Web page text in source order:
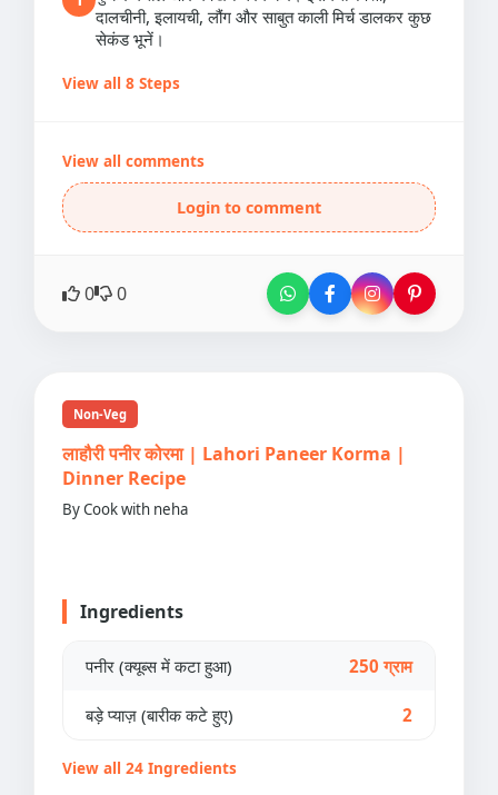
दालचीनी, इलायची, लौंग और साबुत काली मिर्च डालकर कुछ
सेकंड भूनें।
View all 8 Steps
View all comments
Login to comment
0 0
Non-Veg
लाहौरी पनीर कोरमा | Lahori Paneer Korma |
Dinner Recipe
By Cook with neha
Ingredients
पनीर (क्यूब्स में कटा हुआ) 250 ग्राम
बड़े प्याज़ (बारीक कटे हुए) 2
View all 24 Ingredients